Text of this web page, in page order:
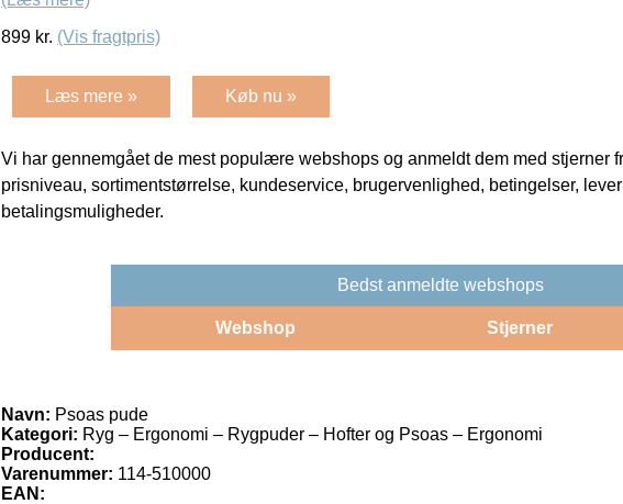
899 kr. (Vis fragtpris)
Læs mere » Køb nu »
Vi har gennemgået de mest populære webshops og anmeldt dem med stjerner
prisniveau, sortimentstørrelse, kundeservice, brugervenlighed, betingelser,
betalingsmuligheder.
Bedst anmeldte webshops
Webshop Stjerner
Navn: Psoas pude
Kategori: Ryg – Ergonomi – Rygpuder – Hofter og Psoas – Ergonomi
Producent:
Varenummer: 114-510000
EAN: